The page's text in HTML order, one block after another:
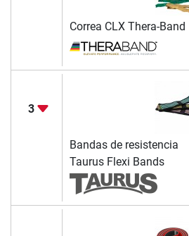
Correa CLX Thera-Band
3
Bandas de resistencia
Taurus Flexi Bands